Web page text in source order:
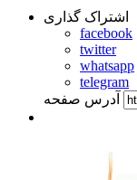
اشتراک گذاری
facebook
twitter
whatsapp
telegram
آدرس صفحه